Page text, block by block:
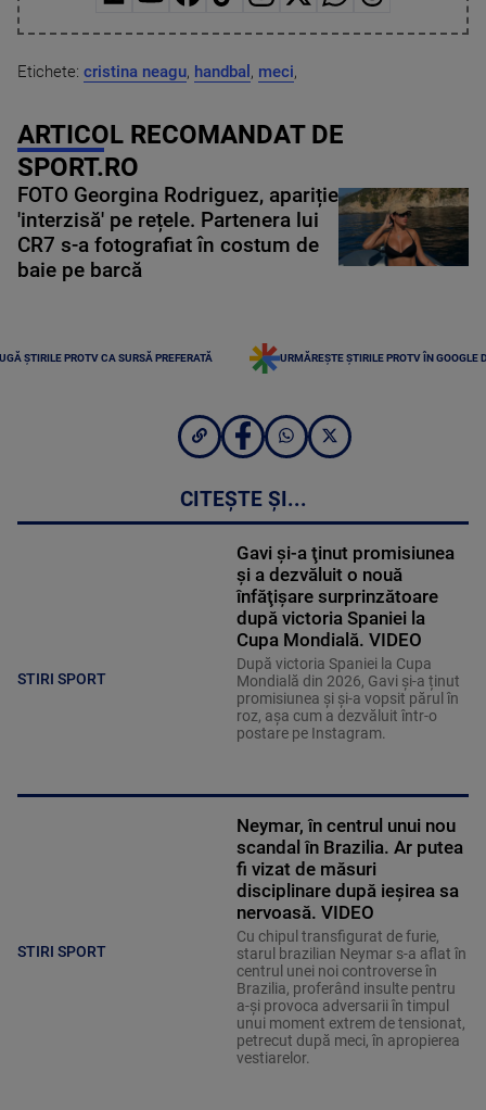
Etichete: cristina neagu, handbal , meci,
ARTICOL RECOMANDAT DE
SPORT.RO
FOTO Georgina Rodriguez, apariție
'interzisă' pe rețele. Partenera lui
CR7 s-a fotografiat în costum de
baie pe barcă
ȘTIRILE PROTV CA SURSĂ PREFERATĂ URMĂREȘTE ȘTIRILE PROTV ÎN GOOGLE
CITEȘTE ȘI...
STIRI SPORT
Gavi şi-a ţinut promisiunea
şi a dezvăluit o nouă
înfăţişare surprinzătoare
după victoria Spaniei la
Cupa Mondială. VIDEO
După victoria Spaniei la Cupa
Mondială din 2026, Gavi și-a ținut
promisiunea și și-a vopsit părul în
roz, așa cum a dezvăluit într-o
postare pe Instagram.
STIRI SPORT
Neymar, în centrul unui nou
scandal în Brazilia. Ar putea
fi vizat de măsuri
disciplinare după ieșirea sa
nervoasă. VIDEO
Cu chipul transfigurat de furie,
starul brazilian Neymar s-a aflat în
centrul unei noi controverse în
Brazilia, proferând insulte pentru
a-și provoca adversarii în timpul
unui moment extrem de tensionat,
petrecut după meci, în apropierea
vestiarelor.